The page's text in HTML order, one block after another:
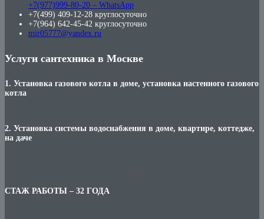
+7(977)999-80-20 – WhatsApp
+7(499) 409-12-28 круглосуточно
+7(964) 642-45-42 круглосуточно
mir05777@yandex.ru
Услуги сантехника в Москве
1. Установка газового котла в доме, установка настенного газового
котла
2. Установка системы водоснабжения в доме, квартире, коттедже,
на даче
СТАЖ РАБОТЫ – 32 ГОДА